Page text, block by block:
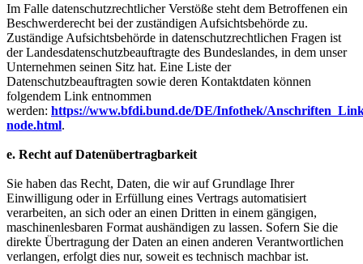
Im Falle datenschutzrechtlicher Verstöße steht dem Betroffenen ein
Beschwerderecht bei der zuständigen Aufsichtsbehörde zu.
Zuständige Aufsichtsbehörde in datenschutzrechtlichen Fragen ist
der Landesdatenschutzbeauftragte des Bundeslandes, in dem unser
Unternehmen seinen Sitz hat. Eine Liste der
Datenschutzbeauftragten sowie deren Kontaktdaten können
folgendem Link entnommen
werden: https://www.bfdi.bund.de/DE/Infothek/
node.html.
e. Recht auf Datenübertragbarkeit
Sie haben das Recht, Daten, die wir auf Grundlage Ihrer
Einwilligung oder in Erfüllung eines Vertrags automatisiert
verarbeiten, an sich oder an einen Dritten in einem gängigen,
maschinenlesbaren Format aushändigen zu lassen. Sofern Sie die
direkte Übertragung der Daten an einen anderen Verantwortlichen
verlangen, erfolgt dies nur, soweit es technisch machbar ist.